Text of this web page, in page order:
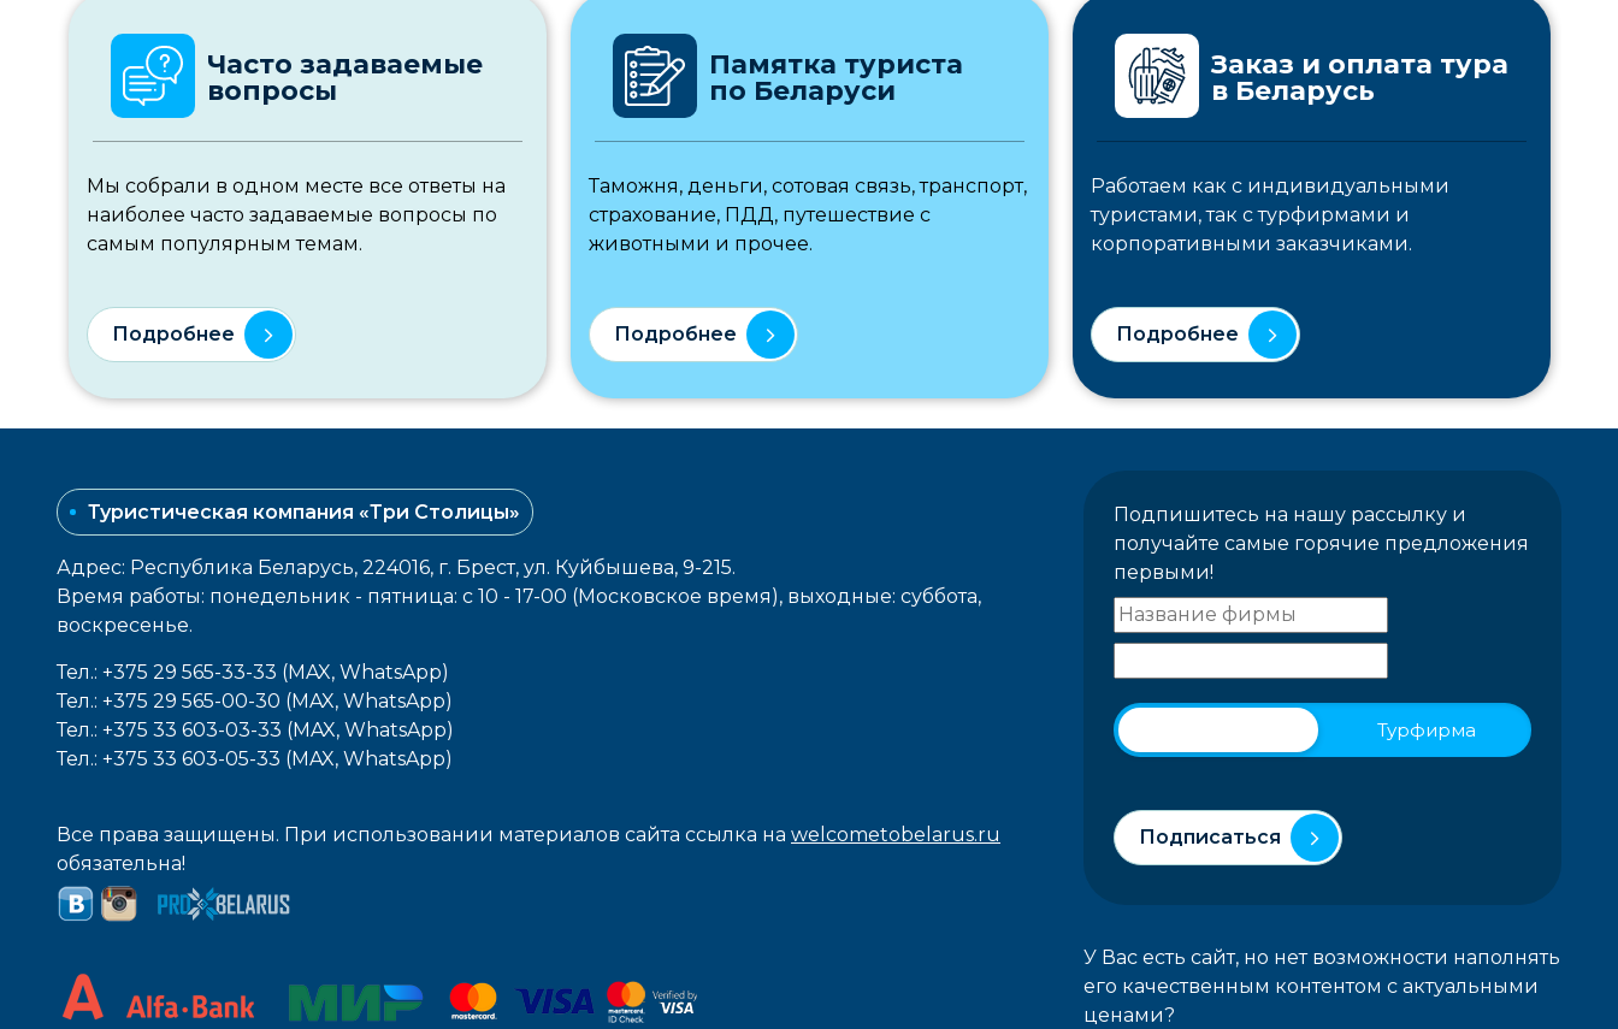
Часто задаваемые
вопросы
Мы собрали в одном месте все ответы на
наиболее часто задаваемые вопросы по
самым популярным темам.
Подробнее
Памятка туриста
по Беларуси
Таможня, деньги, сотовая связь, транспорт,
страхование, ПДД, путешествие с
животными и прочее.
Подробнее
Заказ и оплата тура
в Беларусь
Работаем как с индивидуальными
туристами, так с турфирмами и
корпоративными заказчиками.
Подробнее
Туристическая компания «Три Столицы»
Адрес: Республика Беларусь, 224016, г. Брест, ул. Куйбышева, 9-215.
Время работы: понедельник - пятница: с 10 - 17-00 (Московское время), выходные: cуббота,
воcкресенье.
Тел.: +375 29 565-33-33 (MAX, WhatsApp)
Тел.: +375 29 565-00-30 (MAX, WhatsApp)
Тел.: +375 33 603-03-33 (MAX, WhatsApp)
Тел.: +375 33 603-05-33 (MAX, WhatsApp)
Все права защищены. При использовании материалов сайта ссылка на welcometobelarus.ru
обязательна!
Подпишитесь на нашу рассылку и
получайте самые горячие предложения
первыми!
Турфирма
Подписаться
У Вас есть сайт, но нет возможности наполнять
его качественным контентом с актуальными
ценами?